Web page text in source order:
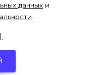
данных и